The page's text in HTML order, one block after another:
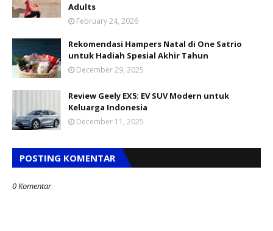
Adults
February 24, 2026
Rekomendasi Hampers Natal di One Satrio
untuk Hadiah Spesial Akhir Tahun
December 29, 2025
Review Geely EX5: EV SUV Modern untuk
Keluarga Indonesia
December 11, 2025
POSTING KOMENTAR
0 Komentar